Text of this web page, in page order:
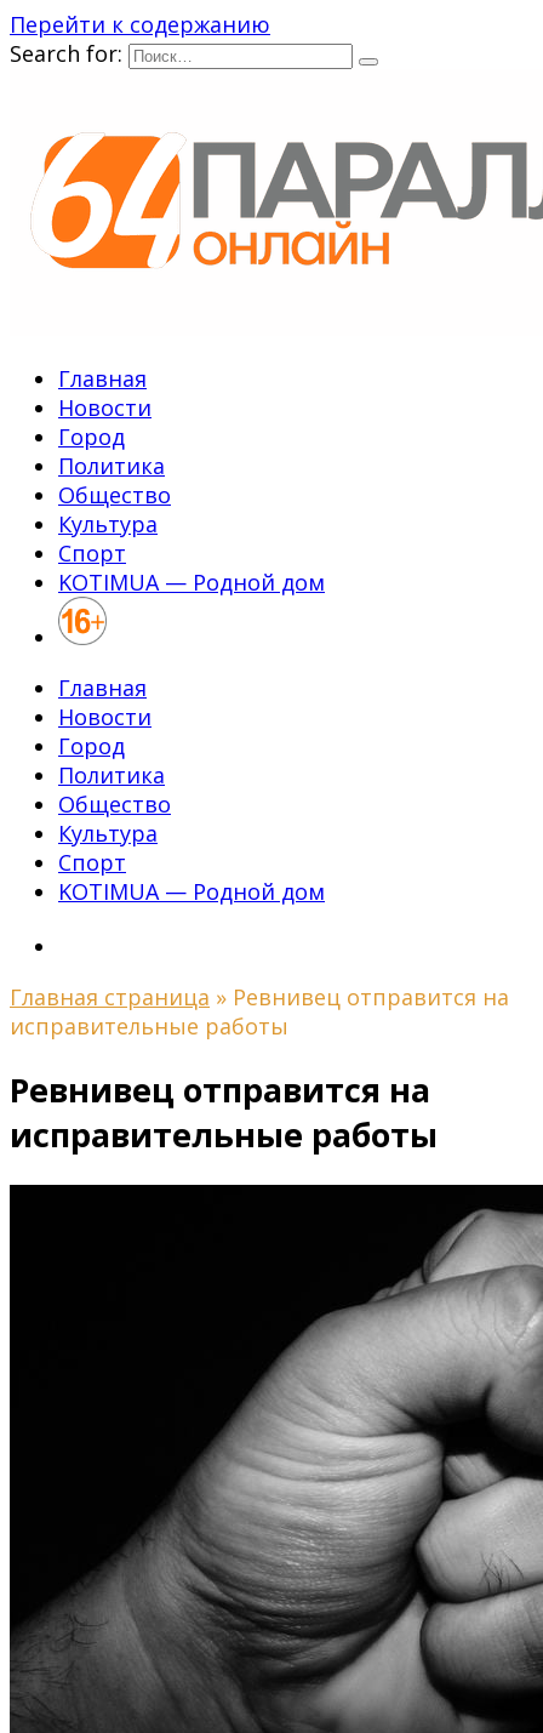
Перейти к содержанию
Search for:
Главная
Новости
Город
Политика
Общество
Культура
Спорт
KOTIMUA — Родной дом
Главная
Новости
Город
Политика
Общество
Культура
Спорт
KOTIMUA — Родной дом
Главная страница » Ревнивец отправится на
исправительные работы
Ревнивец отправится на
исправительные работы